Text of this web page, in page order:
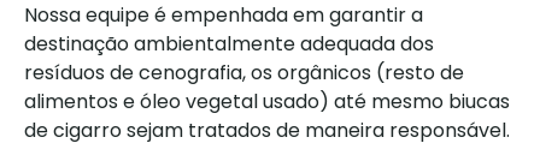
Nossa equipe é empenhada em garantir a
destinação ambientalmente adequada dos
resíduos de cenografia, os orgânicos (resto de
alimentos e óleo vegetal usado) até mesmo biucas
de cigarro sejam tratados de maneira responsável.